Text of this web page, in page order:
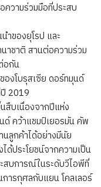
วามร่วมมือที่ประสบ
ำของยุโรป และ
าชาติ สานต่อความร่วม
อกัน
งโบรุสเซีย ดอร์ทมุนด์
2019
สืบเนื่องจากปีแห่ง
ด์ คว้าแชมป์เยอรมัน คัพ
ลูกค้าได้อย่างมีนัย
ประโยชน์จากความเป็น
สบการณ์ในระดับวีไอพีที่
การกุศลกับแยน โคลเลอร์